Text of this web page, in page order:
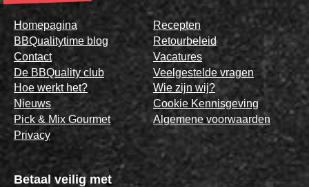
Homepagina
BBQualitytime blog
Contact
De BBQuality club
Hoe werkt het?
Nieuws
Pick & Mix Gourmet
Privacy
Recepten
Retourbeleid
Vacatures
Veelgestelde vragen
Wie zijn wij?
Cookie Kennisgeving
Algemene voorwaarden
Betaal veilig met